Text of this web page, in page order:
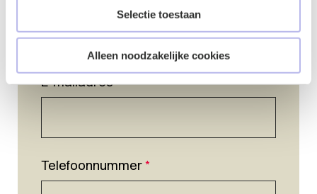
Selectie toestaan
Alleen noodzakelijke cookies
E-mailadres*
Telefoonnummer*